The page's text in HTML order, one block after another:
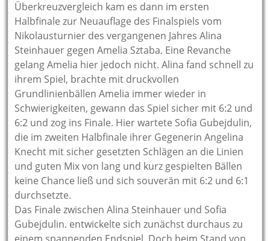
Überkreuzvergleich kam es dann im ersten
Halbfinale zur Neuauflage des Finalspiels vom
Nikolausturnier des vergangenen Jahres Alina
Steinhauer gegen Amelia Sztaba. Eine Revanche
gelang Amelia hier jedoch nicht. Alina fand schnell zu
ihrem Spiel, brachte mit druckvollen
Grundlinienbällen Amelia immer wieder in
Schwierigkeiten, gewann das Spiel sicher mit 6:2 und
6:2 und zog ins Finale. Hier wartete Sofia Gubejdulin,
die im zweiten Halbfinale ihrer Gegenerin Angelina
Knecht mit sicher gesetzten Schlägen an die Linien
und guten Mix von lang und kurz gespielten Bällen
keine Chance ließ und sich souverän mit 6:2 und 6:1
durchsetzte.
Das Finale zwischen Alina Steinhauer und Sofia
Gubejdulin. entwickelte sich zunächst durchaus zu